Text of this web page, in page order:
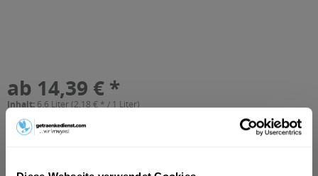
ab 14,39 € *
Inhalt: 6.6 Liter (2,18 € * / 1 Liter)
inkl. MwSt.
Vorrätig